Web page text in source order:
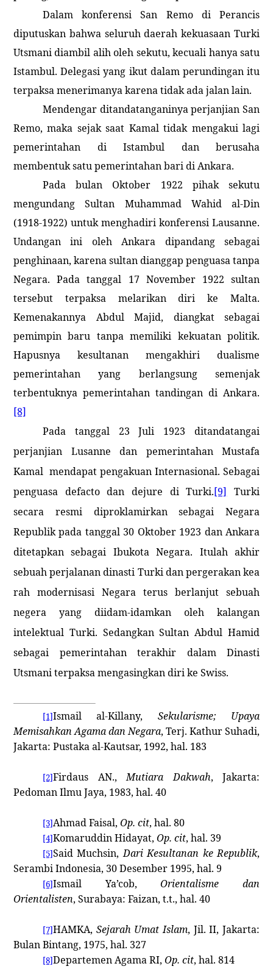
Dalam konferensi San Remo di Perancis
diputuskan bahwa seluruh daerah kekuasaan Turki
Utsmani diambil alih oleh sekutu, kecuali hanya satu
Istambul. Delegasi yang ikut dalam perundingan itu
terpaksa menerimanya karena tidak ada jalan lain.
Mendengar ditandatanganinya perjanjian San
Remo, maka sejak saat Kamal tidak mengakui lagi
pemerintahan di Istambul dan berusaha
membentuk satu pemerintahanbaridiAnkara.
Pada bulan Oktober 1922 pihak sekutu
mengundang Sultan Muhammad Wahid al-Din
(1918-1922) untuk menghadiri konferensi Lausanne.
Undangan ini olehAnkara dipandang sebagai
penghinaan, karena sultan dianggap penguasa tanpa
Negara. Pada tanggal 17 November 1922 sultan
tersebut terpaksa melarikan diri ke Malta.
Kemenakannya Abdul Majid, diangkat sebagai
pemimpin baru tanpa memiliki kekuatan politik.
Hapusnya kesultanan mengakhiri dualisme
pemerintahan yang berlangsung semenjak
terbentuknya pemerintahan tandingan di Ankara.
[8]
Pada tanggal 23 Juli 1923 ditandatangai
perjanjian Lusanne dan pemerintahan Mustafa
Kamal mendapat pengakuan Internasional. Sebagai
penguasa defacto dan dejure di Turki.[9] Turki
secara resmi diproklamirkan sebagai Negara
Republik pada tanggal 30 Oktober 1923 dan Ankara
ditetapkan sebagai Ibukota Negara. Itulah akhir
sebuah perjalanan dinasti Turki dan pergerakan kea
rah modernisasi Negara terus berlanjut sebuah
negera yang diidam-idamkan oleh kalangan
intelektual Turki. Sedangkan Sultan Abdul Hamid
sebagai pemerintahan terakhir dalam Dinasti
Utsmani terpaksa mengasingkan diri ke Swiss.
[1]Ismail al-Killany, Sekularisme; Upaya
Memisahkan Agama dan Negara, Terj. Kathur Suhadi,
Jakarta: Pustaka al-Kautsar, 1992, hal. 183
[2]Firdaus AN.,Mutiara Dakwah, Jakarta:
Pedoman Ilmu Jaya, 1983, hal. 40
[3]Ahmad Faisal, Op. cit, hal. 80
[4]Komaruddin Hidayat, Op. cit, hal. 39
[5]Said Muchsin,Dari Kesultanan ke Republik,
SerambiIndonesia, 30 Desember 1995, hal. 9
[6]Ismail Ya’cob,Orientalisme dan
Orientalisten, Surabaya: Faizan, t.t., hal. 40
[7]HAMKA, Sejarah Umat Islam, Jil. II,Jakarta:
Bulan Bintang, 1975, hal. 327
[8]Departemen Agama RI, Op. cit, hal. 814